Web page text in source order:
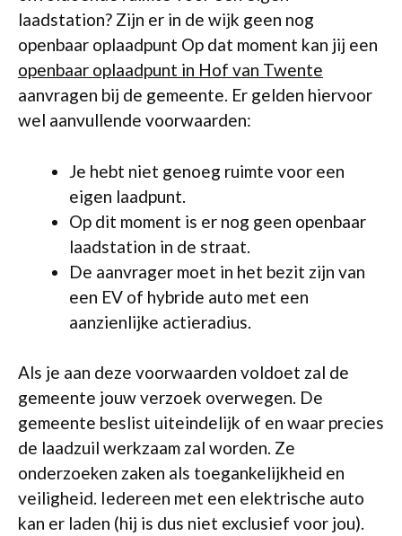
laadstation? Zijn er in de wijk geen nog
openbaar oplaadpunt Op dat moment kan jij een
openbaar oplaadpunt in Hof van Twente
aanvragen bij de gemeente. Er gelden hiervoor
wel aanvullende voorwaarden:
Je hebt niet genoeg ruimte voor een
eigen laadpunt.
Op dit moment is er nog geen openbaar
laadstation in de straat.
De aanvrager moet in het bezit zijn van
een EV of hybride auto met een
aanzienlijke actieradius.
Als je aan deze voorwaarden voldoet zal de
gemeente jouw verzoek overwegen. De
gemeente beslist uiteindelijk of en waar precies
de laadzuil werkzaam zal worden. Ze
onderzoeken zaken als toegankelijkheid en
veiligheid. Iedereen met een elektrische auto
kan er laden (hij is dus niet exclusief voor jou).